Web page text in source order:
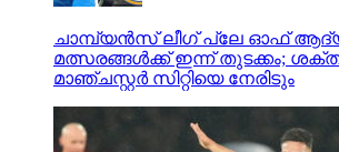
ചാമ്പ്യൻസ് ലീഗ് പ്ലേ ഓഫ്
മത്സരങ്ങൾക്ക് ഇന്ന് തുടക്കം;
മാഞ്ചസ്റ്റര്‍ സിറ്റിയെ നേരിടും